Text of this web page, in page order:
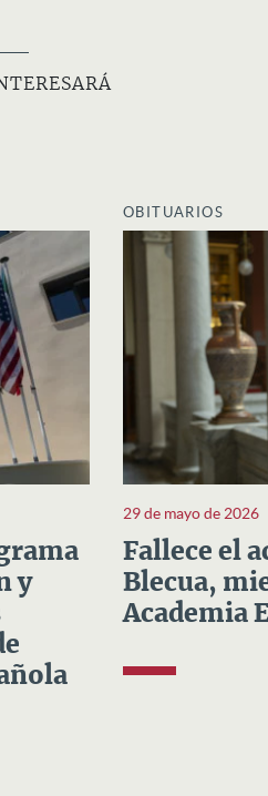
y
OBITUARIOS
29 de mayo de 2026
Fallece el
Blecua,
Academia